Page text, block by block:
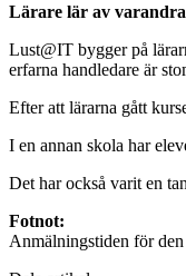
Lärare lär av varandra
Lust@IT bygger på
erfarna handledare är
Efter att lärarna gått
I en annan skola har
Det har också varit en
Fotnot:
Anmälningstiden för